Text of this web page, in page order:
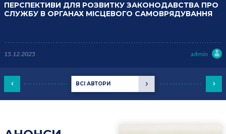
ВСІ АВТОРИ
ПЕРСПЕКТИВИ ДЛЯ РОЗВИТКУ ЗАКОНОДАВСТВА ПРО
СЛУЖБУ В ОРГАНАХ МІСЦЕВОГО САМОВРЯДУВАННЯ
15.12.2025 admin